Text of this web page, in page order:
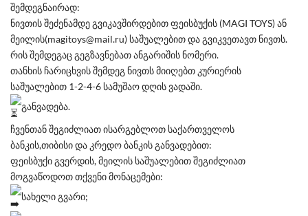
შემდეგნაირად:
ნივთის შეძენამდე გვიკავშირდებით ფეისბუქის (MAGI TOYS) ან
მეილის(magitoys@mail.ru) საშუალებით და გვიკვეთავთ ნივთს.
რის შემდეგაც გეგზავნებათ ანგარიშის ნომერი.
თანხის ჩარიცხვის შემდეგ ნივთს მიიღებთ კურიერის
საშუალებით 1-2-4-6 სამუშაო დღის ვადაში.
განვადება.
ჩვენთან შეგიძლიათ ისარგებლოთ საქართველოს
ბანკის,თიბისი და კრედო ბანკის განვადებით:
ფეისბუქი გვერდის, მეილის საშუალებით შეგიძლიათ
მოგვაწოდოთ თქვენი მონაცემები:
სახელი გვარი;